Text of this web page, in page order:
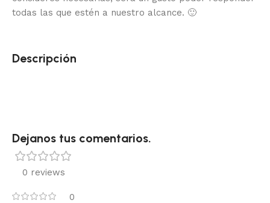
todas las que estén a nuestro alcance. 🙂
Descripción
Dejanos tus comentarios.
0 reviews
0